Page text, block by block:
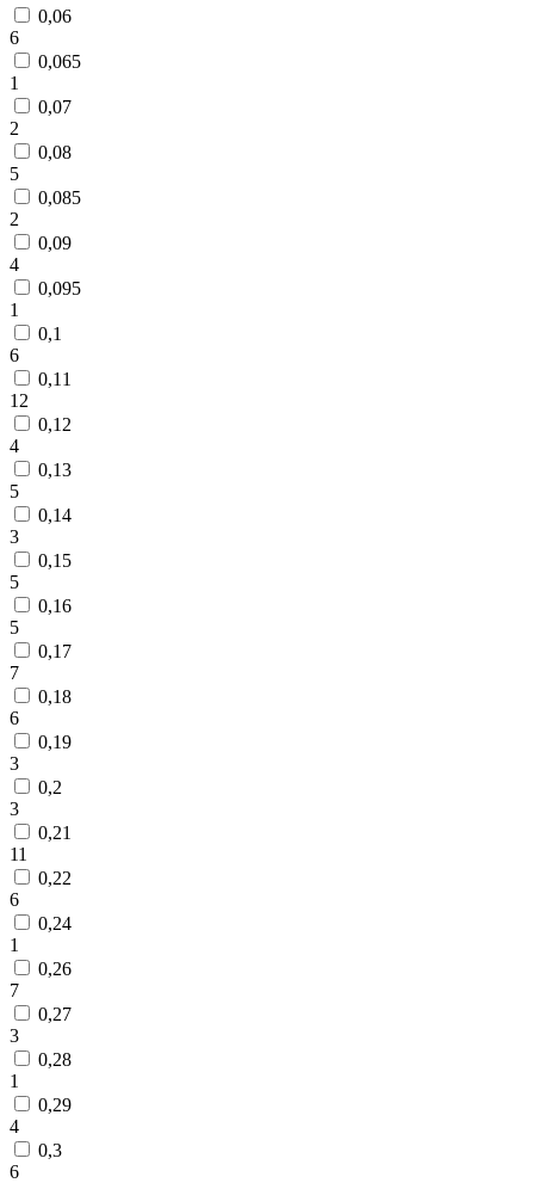
0,06
6
0,065
1
0,07
2
0,08
5
0,085
2
0,09
4
0,095
1
0,1
6
0,11
12
0,12
4
0,13
5
0,14
3
0,15
5
0,16
5
0,17
7
0,18
6
0,19
3
0,2
3
0,21
11
0,22
6
0,24
1
0,26
7
0,27
3
0,28
1
0,29
4
0,3
6